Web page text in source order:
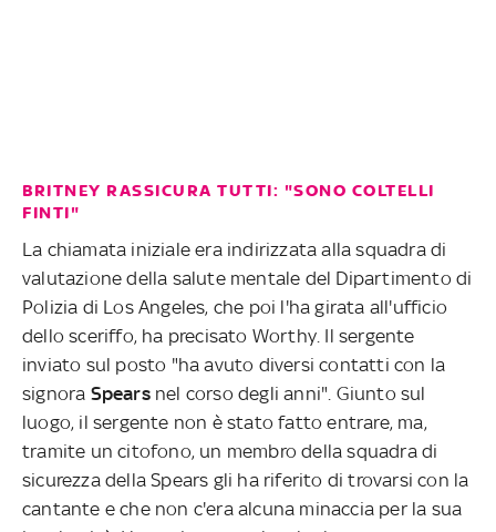
BRITNEY RASSICURA TUTTI: "SONO COLTELLI
FINTI"
La chiamata iniziale era indirizzata alla squadra di
valutazione della salute mentale del Dipartimento di
Polizia di Los Angeles, che poi l'ha girata all'ufficio
dello sceriffo, ha precisato Worthy. Il sergente
inviato sul posto "ha avuto diversi contatti con la
signora Spears nel corso degli anni". Giunto sul
luogo, il sergente non è stato fatto entrare, ma,
tramite un citofono, un membro della squadra di
sicurezza della Spears gli ha riferito di trovarsi con la
cantante e che non c'era alcuna minaccia per la sua